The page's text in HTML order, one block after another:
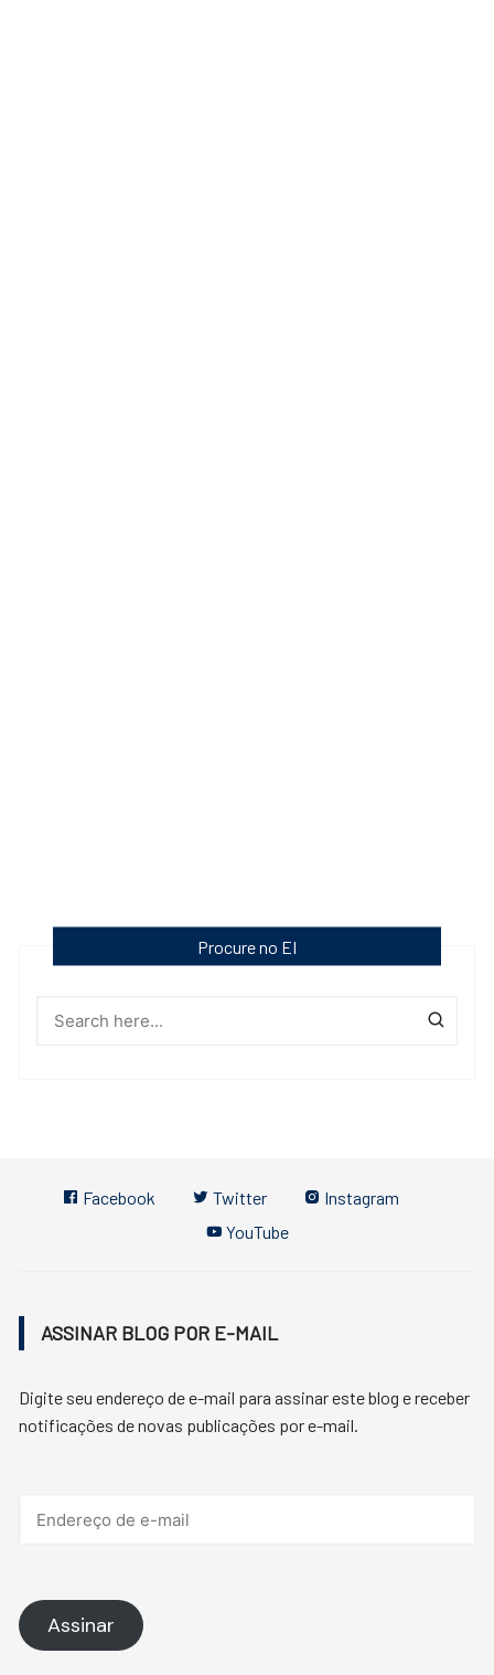
Procure no EI
Facebook Twitter
Instagram
YouTube
ASSINAR BLOG POR E-MAIL
Digite seu endereço de e-mail para assinar este blog e receber
notificações de novas publicações por e-mail.
Assinar